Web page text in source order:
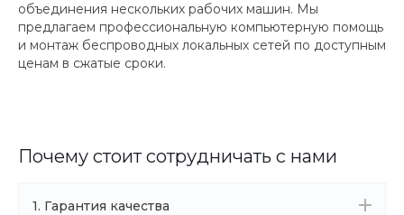
объединения нескольких рабочих машин. Мы
предлагаем профессиональную компьютерную помощь
и монтаж беспроводных локальных сетей по доступным
ценам в сжатые сроки.
Почему стоит сотрудничать с нами
1. Гарантия качества